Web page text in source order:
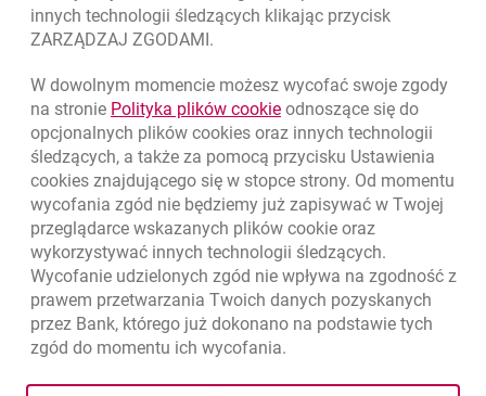
Kursy wymiany walut
Kursy wymiany walut. Data aktualizacji: 5.08.2026, 12:49:02
KUPNO SPRZEDAŻ
EUR 4.1406 4.4633
USD 3.8653
CHF 4.4317 4.777
GBP 4.8313 5.2077
5.08.2026, 12:49:02
Ochrona danychotwiera się w nowej karcie
Ustawieniacookies
Mapa strony
innych technologii śledzących klikając przycisk
ZARZĄDZAJ ZGODAMI.
W dowolnym momencie możesz wycofać swoje zgody
na stronie Polityka plików cookielink otwiera się w nowym
odnoszące się do
opcjonalnych plików cookies oraz innych technologii
śledzących, a także za pomocą przycisku Ustawienia
cookies znajdującego się w stopce strony. Od momentu
wycofania zgód nie będziemy już zapisywać w Twojej
przeglądarce wskazanych plików cookie oraz
wykorzystywać innych technologii śledzących.
Wycofanie udzielonych zgód nie wpływa na zgodność z
prawem przetwarzania Twoich danych pozyskanych
przez Bank, którego już dokonano na podstawie tych
zgód do momentu ich wycofania.